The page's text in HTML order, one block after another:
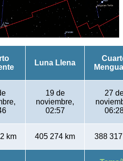
Luna Llena
19 de
noviembre,
02:57
27
km 405 274 km 388